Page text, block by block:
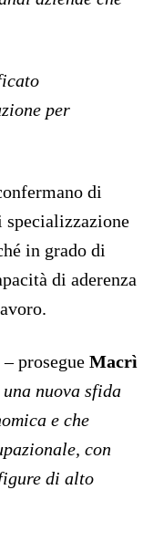
per
di
in grado di
di aderenza
–prosegue Macrì
nuova sfida
e che
con
di alto